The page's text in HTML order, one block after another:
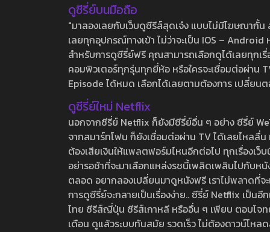
ดูซีรี่ย์บนมือถือ
"มาลองเลยกับเว็บดูซีรีส์สุดเจ๋ง แบบไม่มีโฆษณากั้
เลยทุกอุปกรณ์ทางเข้า ไม่ว่าจะเป็น IOS –
สำหรับการดูซีรี่ย์ฟรี คุณสามารถเลือกดูได้เลยทุกเ
คอมพิวเตอร์ทุกรุ่นทุกยี่ห้อ หรือใครจะเชื่อมต่อผ่าน
Episode ได้หมด เลือกได้เลยตามต้องการ เปลี่ยน
ดูซีรี่ย์ใหม่ Netflix
นอกจากซีรี่ย์ Netflix ก็ยังมีซีรี่ย์อื่น ๆ อย่าง ซีรี่ย์
จากสมาร์ทโฟน ก็ยังเชื่อมต่อผ่าน TV ได้เลยไหลลื่
ต้องเสียเงินให้แพลตฟอร์มไหนอีกต่อไป ทุกเรื่องเว็
อย่ารอช้าที่จะมาเลือกแหล่งรชนี้เพลิดเพลินไปกับห
ตลอด อยากลองเปลี่ยนมาดูหนังฟรี เราไม่พลาดที่
การดูซีรี่ย์จะกลายเป็นเรื่องง่าย.. ซีรี่ย์ Netflix เป็น
ไทย ซีรีส์ญี่ปุ่น ซีรีส์เกาหลี หรืออื่น ๆ เพียบ ตอบโจท
เดือน ดูแล้วระบบทันสมัย รวดเร็ว ไม่ต้องดาวน์โห